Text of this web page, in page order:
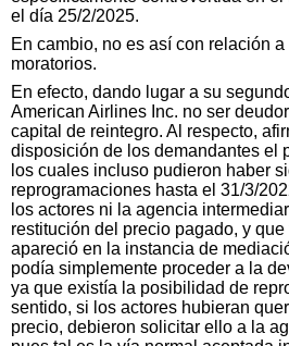
el día 25/2/2025.
En cambio, no es así con relación
moratorios.
En efecto, dando lugar a su
American Airlines Inc. no ser
capital de reintegro. Al respecto,
disposición de los demandantes el
los cuales incluso pudieron haber
reprogramaciones hasta el 31/3/
los actores ni la agencia
restitución del precio pagado, y
apareció en la instancia de
podía simplemente proceder a la
ya que existía la posibilidad de
sentido, si los actores hubieran
precio, debieron solicitar ello a la